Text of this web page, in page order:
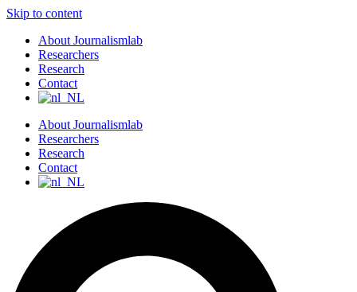
Skip to content
About Journalismlab
Researchers
Research
Contact
About Journalismlab
Researchers
Research
Contact